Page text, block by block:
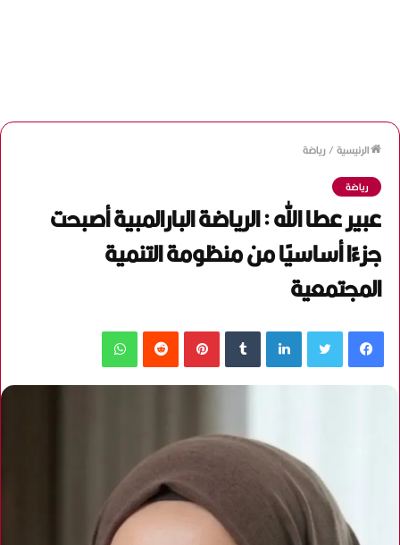
الرئيسية/رياضة
رياضة
عبير عطا الله : الرياضة البارالمبية أصبحت
جزءًا أساسيًا من منظومة التنمية
المجتمعية
فيسبوك لينكدإن بينتيريست